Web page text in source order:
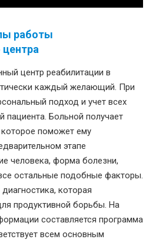
работы
центра
центр реабилитации в
каждый желающий. При
подход и учет всех
пациента. Больной получает
поможет ему
этапе
человека, форма болезни,
остальные подобные факторы.
которая
продуктивной борьбы. На
составляется программа
всем основным